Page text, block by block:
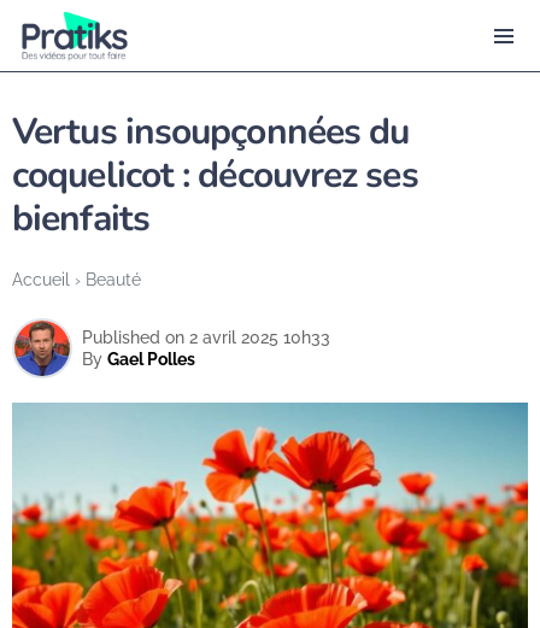
Accueil › Beauté
Vertus insoupçonnées du
coquelicot : découvrez ses
bienfaits
By Gael Polles
Published on 2 avril 2025 10h33